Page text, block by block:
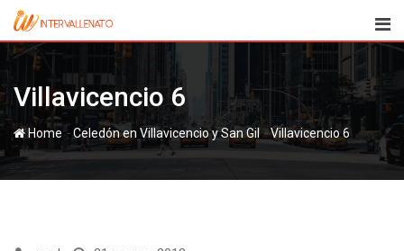
Skip
content
Villavicencio 6
Home- -Villavicencio 6